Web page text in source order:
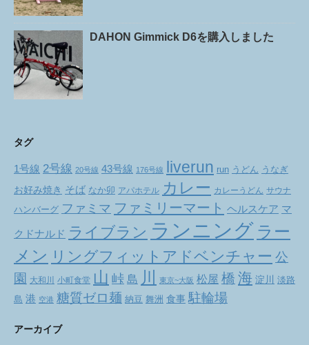
DAHON Gimmick D6を購入しました
タグ
1号線 2号線 20号線 43号線 176号線 liverun run うどん うなぎ
お好み焼き そば なか卯 アパホテル カレー カレーうどん サウナ
ハンバーグ ファミマ ファミリーマート ヘルスケア マ
クドナルド ライブラン ランニング ラー
メン リングフィットアドベンチャー 公
園
大和川 小町食堂 山 峠 島 川 東京~大阪 松屋 橋 海 淀川
淡路
島 港 空港 糖質ゼロ麺 納豆 舞洲 食事 駐輪場
アーカイブ